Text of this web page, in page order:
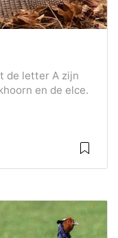
de letter A zijn
en de elce.